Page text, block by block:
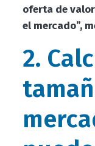
oferta de
el mercado”,
2.